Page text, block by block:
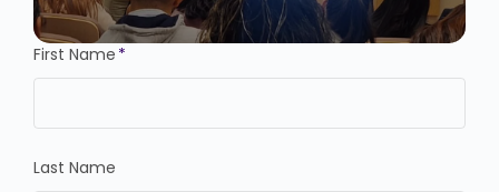
First Name *
Last Name